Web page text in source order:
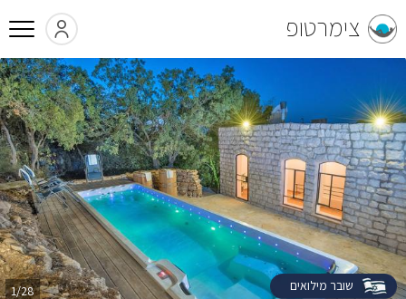
צימרטופ
1/28 שובר מילואים